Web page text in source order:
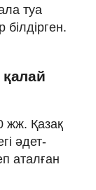
туа
білдірген.
қалай
жж. Қазақ
әдет-
аталған